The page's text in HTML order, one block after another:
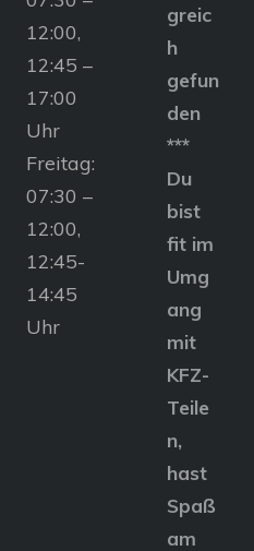
12:00,
12:45 –
17:00
Uhr
Freitag:
07:30 –
12:00,
12:45-
14:45
Uhr
greic
h
gefun
den
***
Du
bist
fit im
Umg
ang
mit
KFZ-
Teile
n,
hast
Spaß
am